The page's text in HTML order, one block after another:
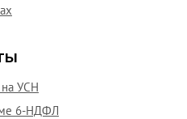
УСН
6-НДФЛ